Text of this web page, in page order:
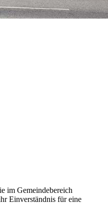
im Gemeindebereich
Einverständnis für eine